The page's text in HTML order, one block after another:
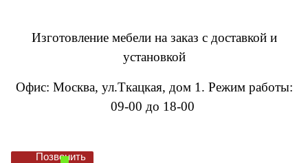
Изготовление мебели на заказ с доставкой и
установкой
Офис: Москва, ул.Ткацкая, дом 1 . Режим работы:
09-00 до 18-00
Позвонить